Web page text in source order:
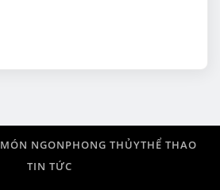
MÓN NGONPHONG THỦYTHỂ THAO
TIN TỨC